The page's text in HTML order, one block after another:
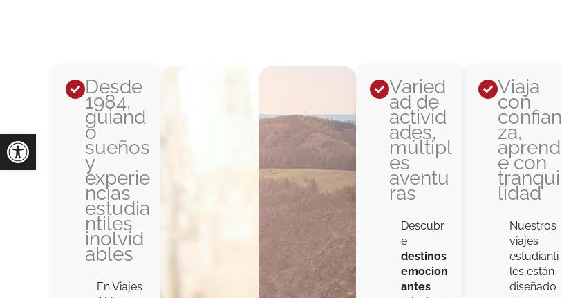
Desde
1984,
guiand
o
sueños
y
experie
ncias
estudia
ntiles
inolvid
ables
En Viajes
Varied
ad de
activid
ades,
múltipl
es
aventu
ras
Descubr
e
destinos
emocion
antes
Viaja
con
confian
za,
aprend
e con
tranqui
lidad
Nuestros
viajes
estudianti
les están
diseñado